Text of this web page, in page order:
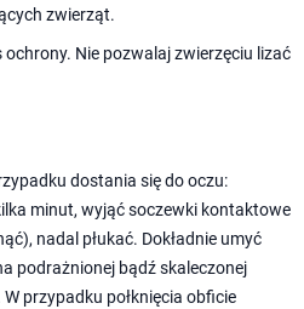
zwierząt.
ochrony. Nie pozwalaj zwierzęciu lizać
dostania się do oczu:
minut, wyjąć soczewki kontaktowe
nadal płukać. Dokładnie umyć
podrażnionej bądź skaleczonej
przypadku połknięcia obficie